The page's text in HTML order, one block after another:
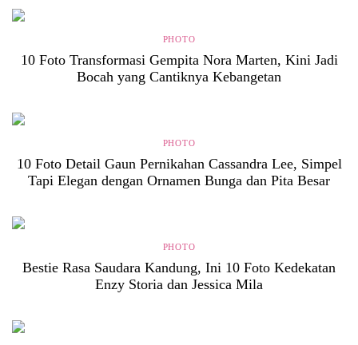
PHOTO
10 Foto Transformasi Gempita Nora Marten, Kini Jadi
Bocah yang Cantiknya Kebangetan
PHOTO
10 Foto Detail Gaun Pernikahan Cassandra Lee, Simpel
Tapi Elegan dengan Ornamen Bunga dan Pita Besar
PHOTO
Bestie Rasa Saudara Kandung, Ini 10 Foto Kedekatan
Enzy Storia dan Jessica Mila